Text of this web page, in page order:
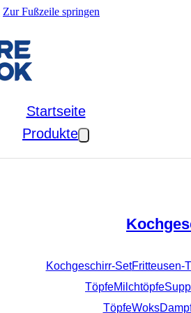
Zur Fußzeile springen
Startseite
Produkte
Kochgeschirr-SetFritteusen-
TöpfeMilchtöpfe
TöpfeWoks